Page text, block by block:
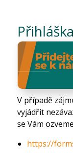
V případě
vyjádřit
se Vám
https://